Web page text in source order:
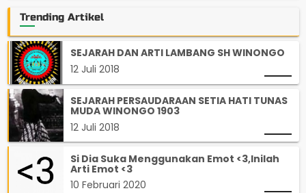
Trending Artikel
SEJARAH DAN ARTI LAMBANG SH WINONGO
12 Juli 2018
SEJARAH PERSAUDARAAN SETIA HATI TUNAS
MUDA WINONGO 1903
12 Juli 2018
Si Dia Suka Menggunakan Emot <3,Inilah
Arti Emot <3
10 Februari 2020